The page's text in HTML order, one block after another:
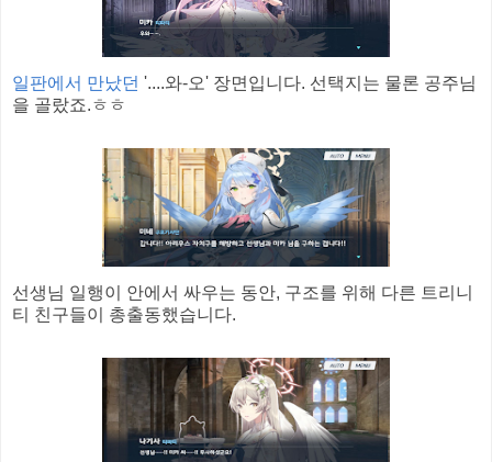
일판에서 만났던 '....와-오' 장면입니다. 선택지는 물론 공주님
을 골랐죠.ㅎㅎ
선생님 일행이 안에서 싸우는 동안, 구조를 위해 다른 트리니
티 친구들이 총출동했습니다.